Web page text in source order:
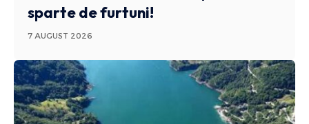
sparte de furtuni!
7 AUGUST 2026